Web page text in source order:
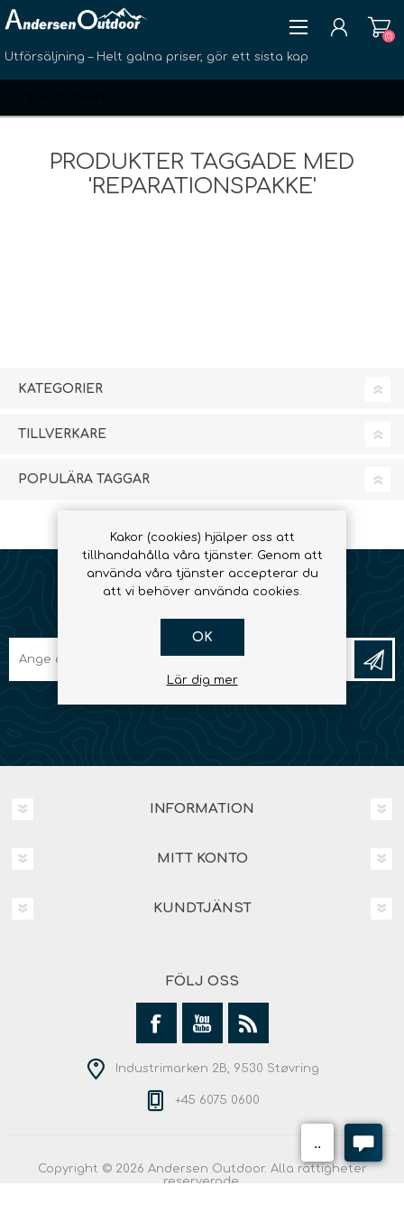
Utförsäljning – Helt galna priser, gör ett sista kap
(0)
PRODUKTER TAGGADE MED
'REPARATIONSPAKKE'
KATEGORIER
TILLVERKARE
POPULÄRA TAGGAR
INFORMATION
MITT KONTO
KUNDTJÄNST
FÖLJ OSS
Industrimarken 2B, 9530 Støvring
+45 6075 0600
Copyright © 2026 Andersen Outdoor. Alla rättigheter
reserverade.
Kakor (cookies) hjälper oss att
tillhandahålla våra tjänster. Genom att
använda våra tjänster accepterar du
att vi behöver använda cookies.
OK
Lär dig mer